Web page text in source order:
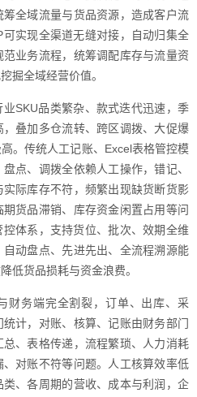
全域流量与货品资源，造成客户流
实现全渠道无缝对接，自动归集全
业务流程，统筹调配库存与流量资
掘全域经营价值。
SKU品类繁杂、款式迭代迅速，季
叠加多仓流转、跨区调拨、大促爆
。传统人工记账、Excel表格管控模
点、调拨全依赖人工操作，错记、
际库存不符，频繁出现缺货断货影
货品滞销、库存资金闲置占用等问
体系，支持货位、批次、效期全维
动盘点、先进先出、全流程溯源能
低货品损耗与资金浪费。
财务端完全割裂，订单、出库、采
计，对账、核算、记账由财务部门
、表格传递，流程繁琐、人力消耗
对账不符等问题。人工核算效率低
、各周期的营收、成本与利润，企